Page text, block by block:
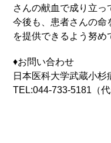
さんの献血で成り立っ
今後も、患者さんの命
を提供できるよう努め
♦お問い合わせ
日本医科大学武蔵小
TEL:044-733-5181（代